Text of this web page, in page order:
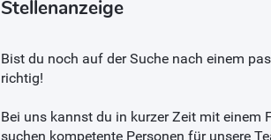
Stellenanzeige
Bist du noch auf der Suche nach einem
richtig!
Bei uns kannst du in kurzer Zeit mit einem
suchen kompetente Personen für unsere